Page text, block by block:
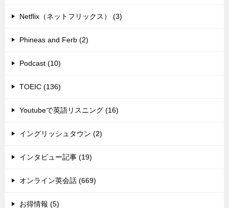
Netflix（ネットフリックス） (3)
Phineas and Ferb (2)
Podcast (10)
TOEIC (136)
Youtubeで英語リスニング (16)
イングリッシュタウン (2)
インタビュー記事 (19)
オンライン英会話 (669)
お得情報 (5)